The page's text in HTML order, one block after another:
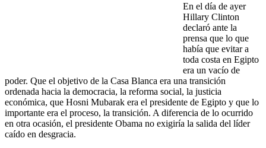
En el día de ayer
Hillary Clinton
declaró ante la
prensa que lo que
había que evitar a
toda costa en Egipto
era un vacío de
poder. Que el objetivo de la Casa Blanca era una transición
ordenada hacia la democracia, la reforma social, la justicia
económica, que Hosni Mubarak era el presidente de Egipto y que lo
importante era el proceso, la transición. A diferencia de lo ocurrido
en otra ocasión, el presidente Obama no exigiría la salida del líder
caído en desgracia.